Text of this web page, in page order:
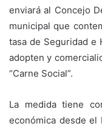
enviará al Concejo
municipal que
tasa de Seguridad e
adopten y
“Carne Social”.
La medida tiene
económica desde el